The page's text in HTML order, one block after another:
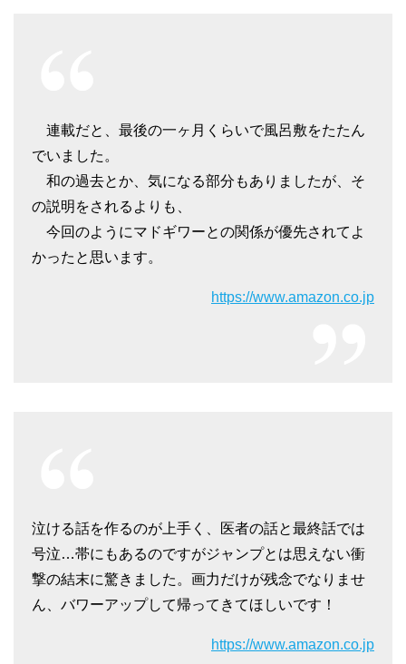
連載だと、最後の一ヶ月くらいで風呂敷をたたん
でいました。
和の過去とか、気になる部分もありましたが、そ
の説明をされるよりも、
今回のようにマドギワーとの関係が優先されてよ
かったと思います。
https://www.amazon.co.jp
泣ける話を作るのが上手く、医者の話と最終話では
号泣…帯にもあるのですがジャンプとは思えない衝
撃の結末に驚きました。画力だけが残念でなりませ
ん、バワーアップして帰ってきてほしいです！
https://www.amazon.co.jp